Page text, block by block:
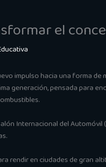
el
impulso hacia una forma
generación, pensada para
Internacional del
rendir en ciudades de gran